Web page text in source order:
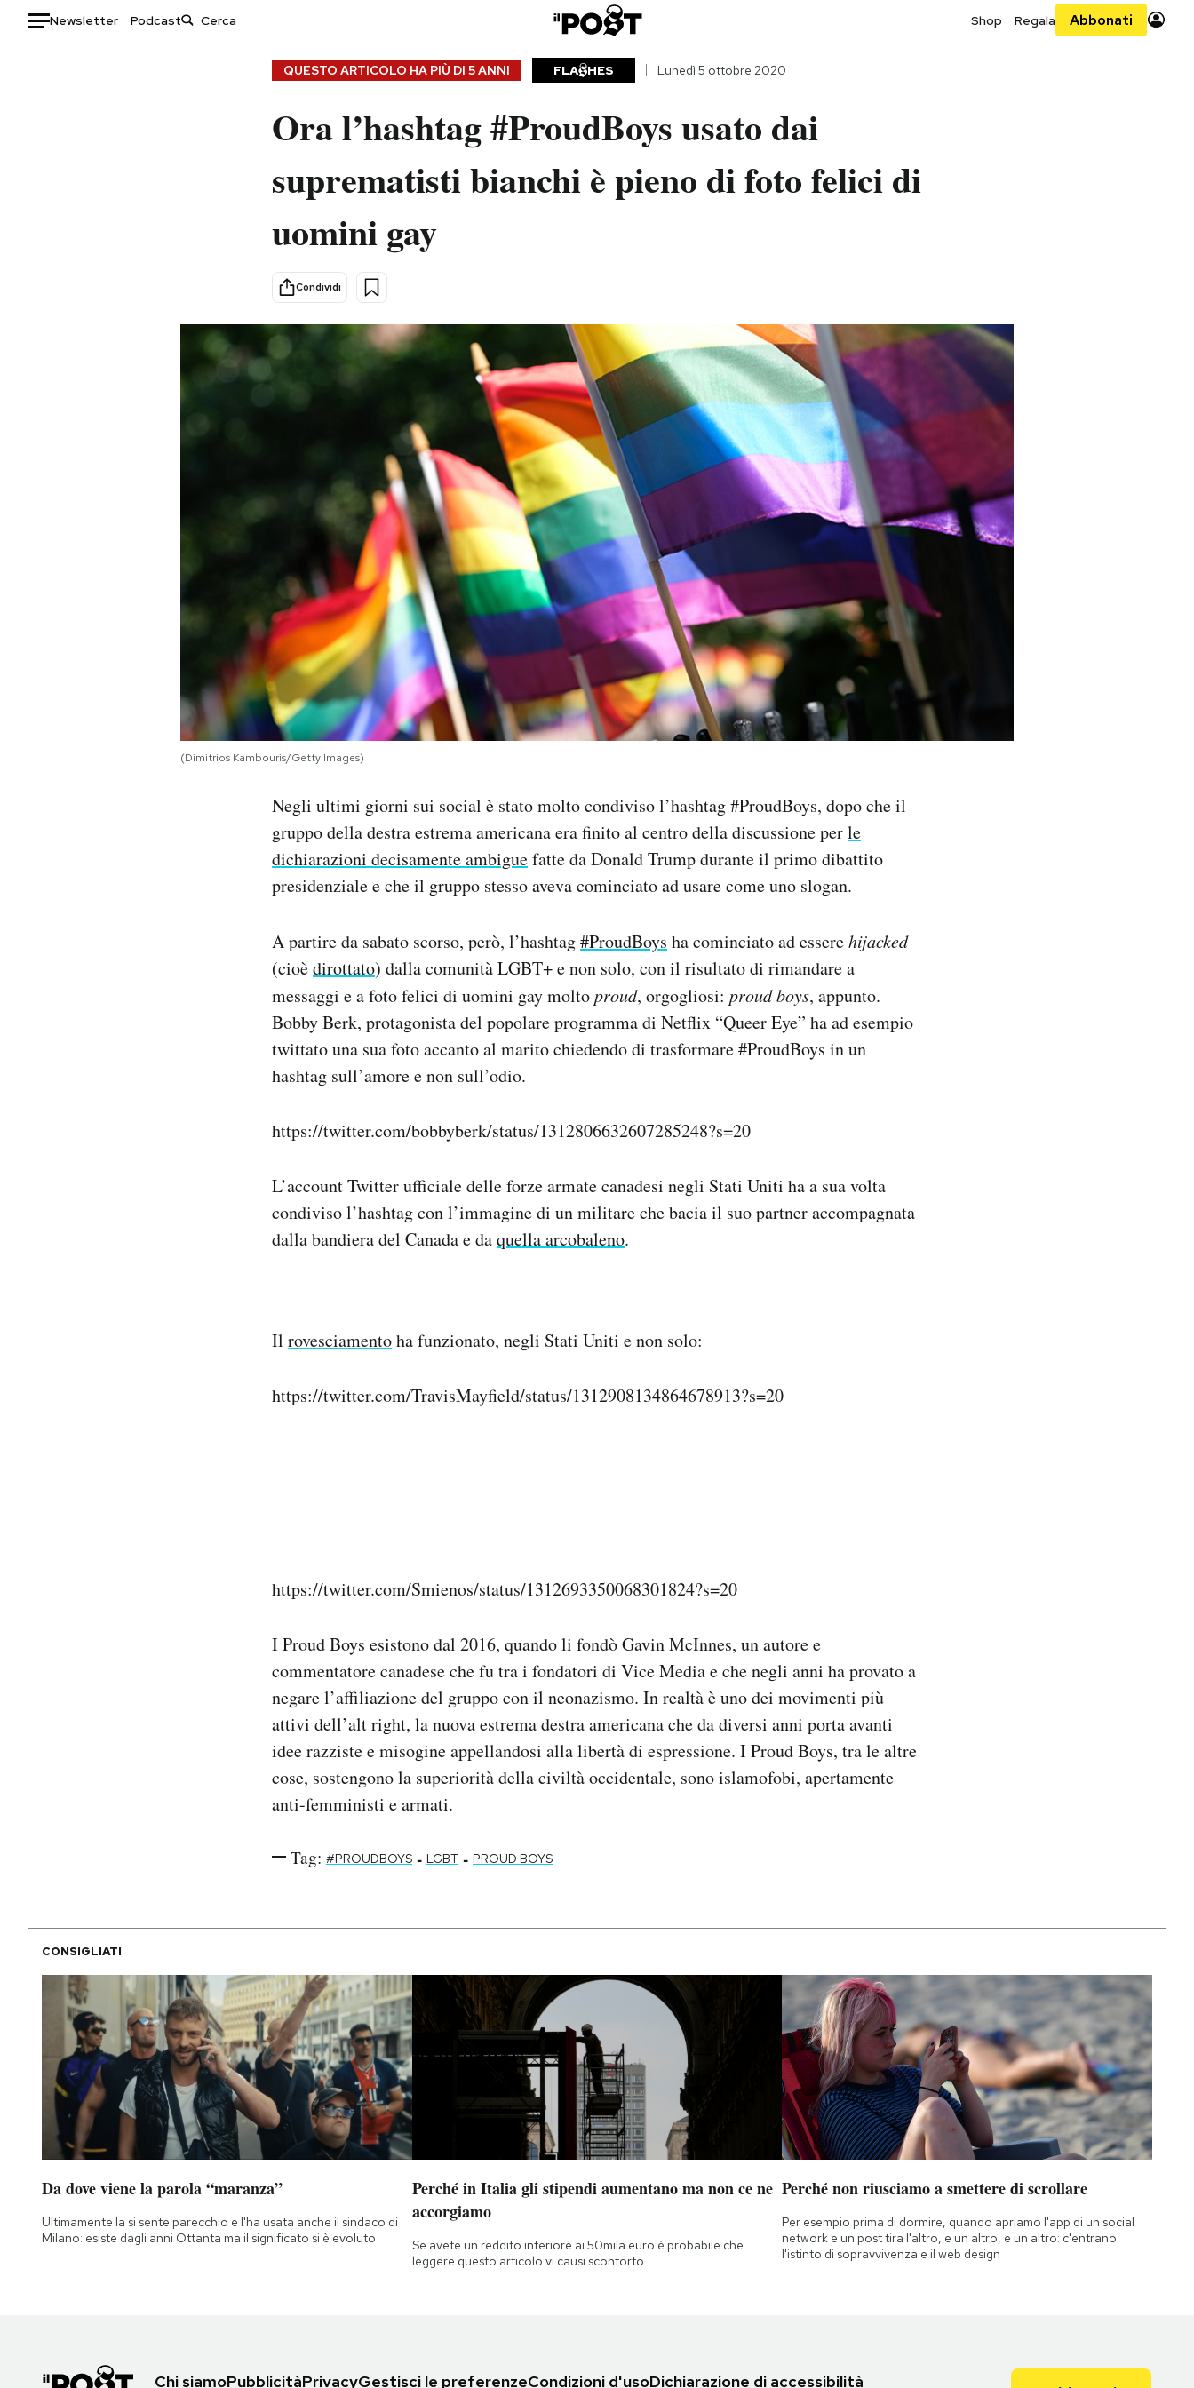
Newsletter Podcast Shop Regala Abbonati
Altrecose
Mondiali calcio 2026
QUESTO ARTICOLO HA PIÙ DI 5 ANNI FLA HES Lunedì 5 ottobre 2020
Ora l’hashtag #ProudBoys usato dai
suprematisti bianchi è pieno di foto felici di
uomini gay
Condividi
(Dimitrios Kambouris/Getty Images)
Negli ultimi giorni sui social è stato molto condiviso l’hashtag #ProudBoys, dopo che il
gruppo della destra estrema americana era finito al centro della discussione perle
dichiarazioni decisamente ambiguefatte da Donald Trump durante il primo dibattito
presidenziale e che il gruppo stesso aveva cominciato ad usare come uno slogan.
A partire da sabato scorso, però, l’hashtag#ProudBoys ha cominciato ad esserehijacked
(cioèdirottato) dalla comunità LGBT+ e non solo, con il risultato di rimandare a
messaggi e a foto felici di uomini gay moltoproud, orgogliosi: proud boys, appunto.
Bobby Berk, protagonista del popolare programma di Netflix “Queer Eye” ha ad esempio
twittato una sua foto accanto al marito chiedendo di trasformare #ProudBoys in un
hashtag sull’amore e non sull’odio.
https://twitter.com/bobbyberk/status/1312806632607285248?s=20
L’account Twitter ufficiale delle forze armate canadesi negli Stati Uniti ha a sua volta
condiviso l’hashtag con l’immagine di un militare che bacia il suo partner accompagnata
dalla bandiera del Canada e daquella arcobaleno.
Il rovesciamentoha funzionato, negli Stati Uniti e non solo:
https://twitter.com/TravisMayfield/status/1312908134864678913?s=20
https://twitter.com/Smienos/status/1312693350068301824?s=20
I Proud Boys esistono dal 2016, quando li fondò Gavin McInnes, un autore e
commentatore canadese che fu tra i fondatori di Vice Media e che negli anni ha provato a
negare l’affiliazione del gruppo con il neonazismo. In realtà è uno dei movimenti più
attivi dell’alt right, la nuova estrema destra americana che da diversi anni porta avanti
idee razziste e misogine appellandosi alla libertà di espressione. I Proud Boys, tra le altre
cose, sostengono la superiorità della civiltà occidentale, sono islamofobi, apertamente
anti-femministi e armati.
Tag: #PROUDBOYS - LGBT - PROUD BOYS
CONSIGLIATI
Da dove viene la parola “maranza”
Ultimamente la si sente parecchio e l'ha usata anche il sindaco di
Milano: esiste dagli anni Ottanta ma il significato si è evoluto
Perché in Italia gli stipendi aumentano ma non ce ne
accorgiamo
Se avete un reddito inferiore ai 50mila euro è probabile che
leggere questo articolo vi causi sconforto
Perché non riusciamo a smettere di scrollare
Per esempio prima di dormire, quando apriamo l'app di un social
network e un post tira l'altro, e un altro, e un altro: c'entrano
l'istinto di sopravvivenza e il web design
Chi siamoPubblicitàPrivacyGestisci le preferenzeCondizioni d'usoDichiarazione di accessibilità